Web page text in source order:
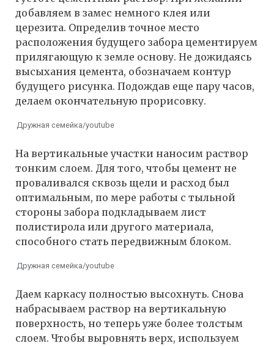
добавляем в замес немного клея или
церезита. Определив точное место
расположения будущего забора цементируем
прилягающую к земле основу. Не дожидаясь
высыхания цемента, обозначаем контур
будущего рисунка. Подождав еще пару часов,
делаем окончательную прорисовку.
Дружная семейка/youtube
На вертикальные участки наносим раствор
тонким слоем. Для того, чтобы цемент не
проваливался сквозь щели и расход был
оптимальным, по мере работы с тыльной
стороны забора подкладываем лист
полистирола или другого материала,
способного стать передвижным блоком.
Дружная семейка/youtube
Даем каркасу полностью высохнуть. Снова
набрасываем раствор на вертикальную
поверхность, но теперь уже более толстым
слоем. Чтобы выровнять верх, используем